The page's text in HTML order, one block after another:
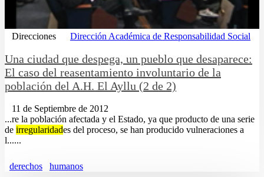
Direcciones Dirección Académica de Responsabilidad Social
Una ciudad que despega, un pueblo que desaparece:
El caso del reasentamiento involuntario de la
población del A.H. El Ayllu (2 de 2)
11 de Septiembre de 2012
...re la población afectada y el Estado, ya que producto de una serie
de irregularidades del proceso, se han producido vulneraciones a
l......
derechos humanos